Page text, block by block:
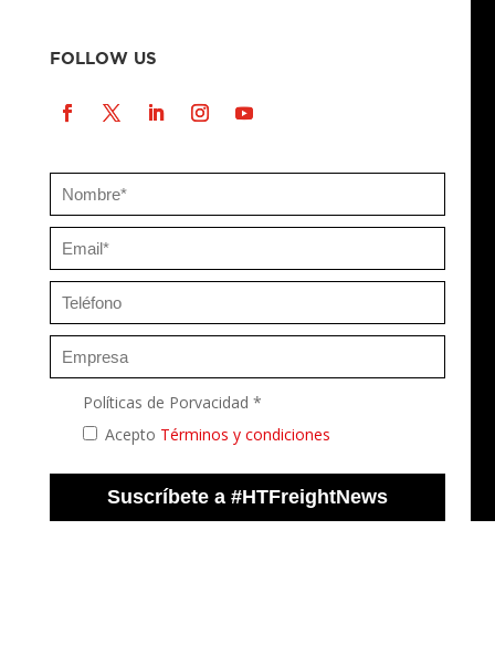
FOLLOW US
Políticas de Porvacidad *
Acepto Términos y condiciones